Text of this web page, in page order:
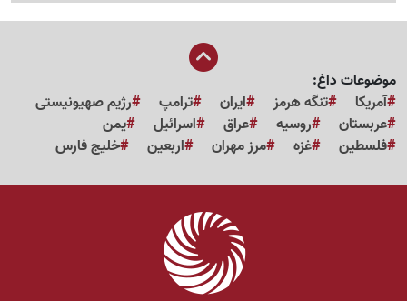
موضوعات داغ:
آمریکا
تنگه هرمز ایران ترامپ
رژیم صهیونیستی
عربستان
روسیه عراق اسرائیل
یمن
فلسطین
غزه مرز مهران اربعین خلیج فارس